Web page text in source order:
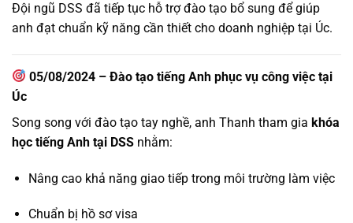
Đội ngũ DSS đã tiếp tục hỗ trợ đào tạo bổ sung để giúp
anh đạt chuẩn kỹ năng cần thiết cho doanh nghiệp tại Úc.
05/08/2024 – Đào tạo tiếng Anh phục vụ công việc tại
Úc
Song song với đào tạo tay nghề, anh Thanh tham gia khóa
học tiếng Anh tại DSS nhằm:
Nâng cao khả năng giao tiếp trong môi trường làm việc
Chuẩn bị hồ sơ visa